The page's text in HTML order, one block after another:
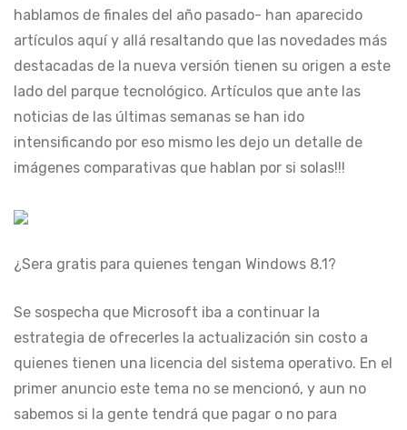
hablamos de finales del año pasado- han aparecido
artículos aquí y allá resaltando que las novedades más
destacadas de la nueva versión tienen su origen a este
lado del parque tecnológico. Artículos que ante las
noticias de las últimas semanas se han ido
intensificando por eso mismo les dejo un detalle de
imágenes comparativas que hablan por si solas!!!
¿Sera gratis para quienes tengan Windows 8.1?
Se sospecha que Microsoft iba a continuar la
estrategia de ofrecerles la actualización sin costo a
quienes tienen una licencia del sistema operativo. En el
primer anuncio este tema no se mencionó, y aun no
sabemos si la gente tendrá que pagar o no para